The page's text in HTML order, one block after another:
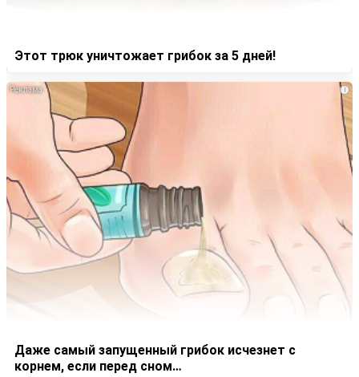
Этот трюк уничтожает грибок за 5 дней!
i
Даже самый запущенный грибок исчезнет с
корнем, если перед сном…